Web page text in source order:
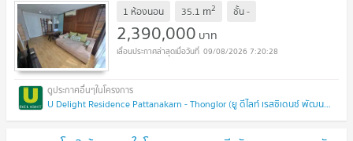
1 ห้องนอน 35.1 m2 ชั้น-
2,390,000 บาท
09/08/2026 7:20:28
U Delight Residence Pattanakarn - Thonglor (ยู ดีไลท์ เรสซิเดนซ์ พัฒนาการ - ทองหล่อ)